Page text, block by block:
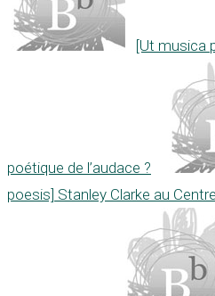
[Ut musica
poétique de l’audace ?
poesis] Stanley Clarke au